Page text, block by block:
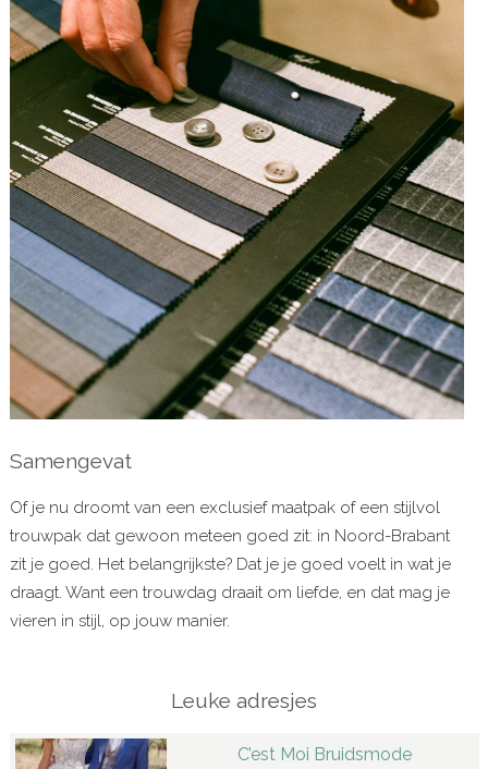
Samengevat
Of je nu droomt van een exclusief maatpak of een stijlvol
trouwpak dat gewoon meteen goed zit: in Noord-Brabant
zit je goed. Het belangrijkste? Dat je je goed voelt in wat je
draagt. Want een trouwdag draait om liefde, en dat mag je
vieren in stijl, op jouw manier.
Leuke adresjes
C’est Moi Bruidsmode